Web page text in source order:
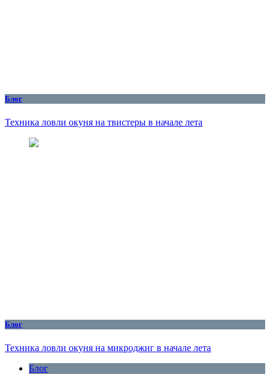
Блог
Техника ловли окуня на твистеры в начале лета
Блог
Техника ловли окуня на микроджиг в начале лета
Блог